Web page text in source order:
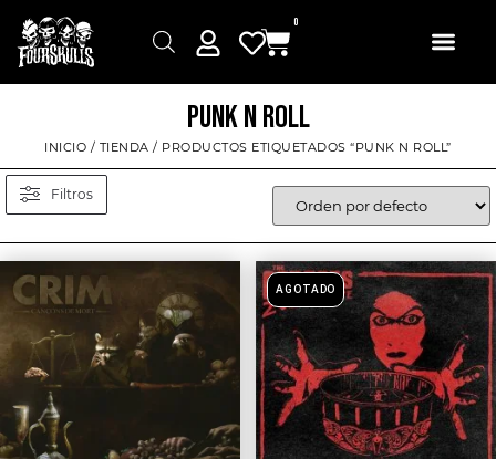
0
PUNK N ROLL
INICIO / TIENDA / PRODUCTOS ETIQUETADOS “PUNK N ROLL”
Filtros
AGOTADO